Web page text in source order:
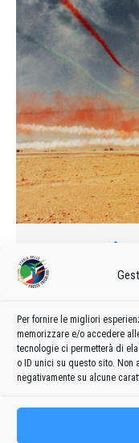
Per fornire le migliori
memorizzare e/o accedere
tecnologie ci permetterà di
o ID unici su questo sito. Non
negativamente su alcune
«Frecce» in
1989 admin8235
Fair 89» che resterà
Alla cerimonia
tricolori»